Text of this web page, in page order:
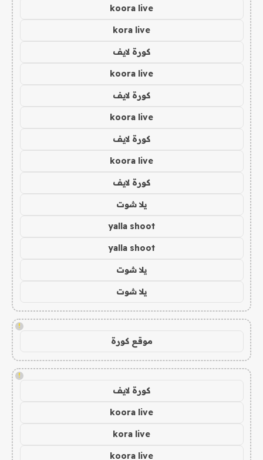
koora live
kora live
كورة لايف
koora live
كورة لايف
koora live
كورة لايف
koora live
كورة لايف
يلا شوت
yalla shoot
yalla shoot
يلا شوت
يلا شوت
!
موقع كورة
!
كورة لايف
koora live
kora live
koora live